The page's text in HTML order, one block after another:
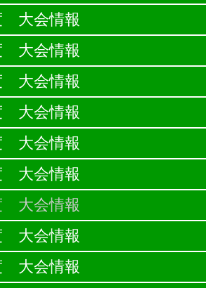
大会情報
大会情報
大会情報
大会情報
大会情報
大会情報
大会情報
大会情報
大会情報